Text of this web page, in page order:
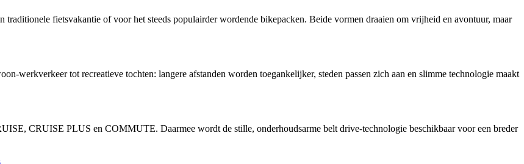
traditionele fietsvakantie of voor het steeds populairder wordende bikepacken. Beide vormen draaien om vrijheid en avontuur, maar
werkverkeer tot recreatieve tochten: langere afstanden worden toegankelijker, steden passen zich aan en slimme technologie maakt
CRUISE PLUS en COMMUTE. Daarmee wordt de stille, onderhoudsarme belt drive-technologie beschikbaar voor een breder